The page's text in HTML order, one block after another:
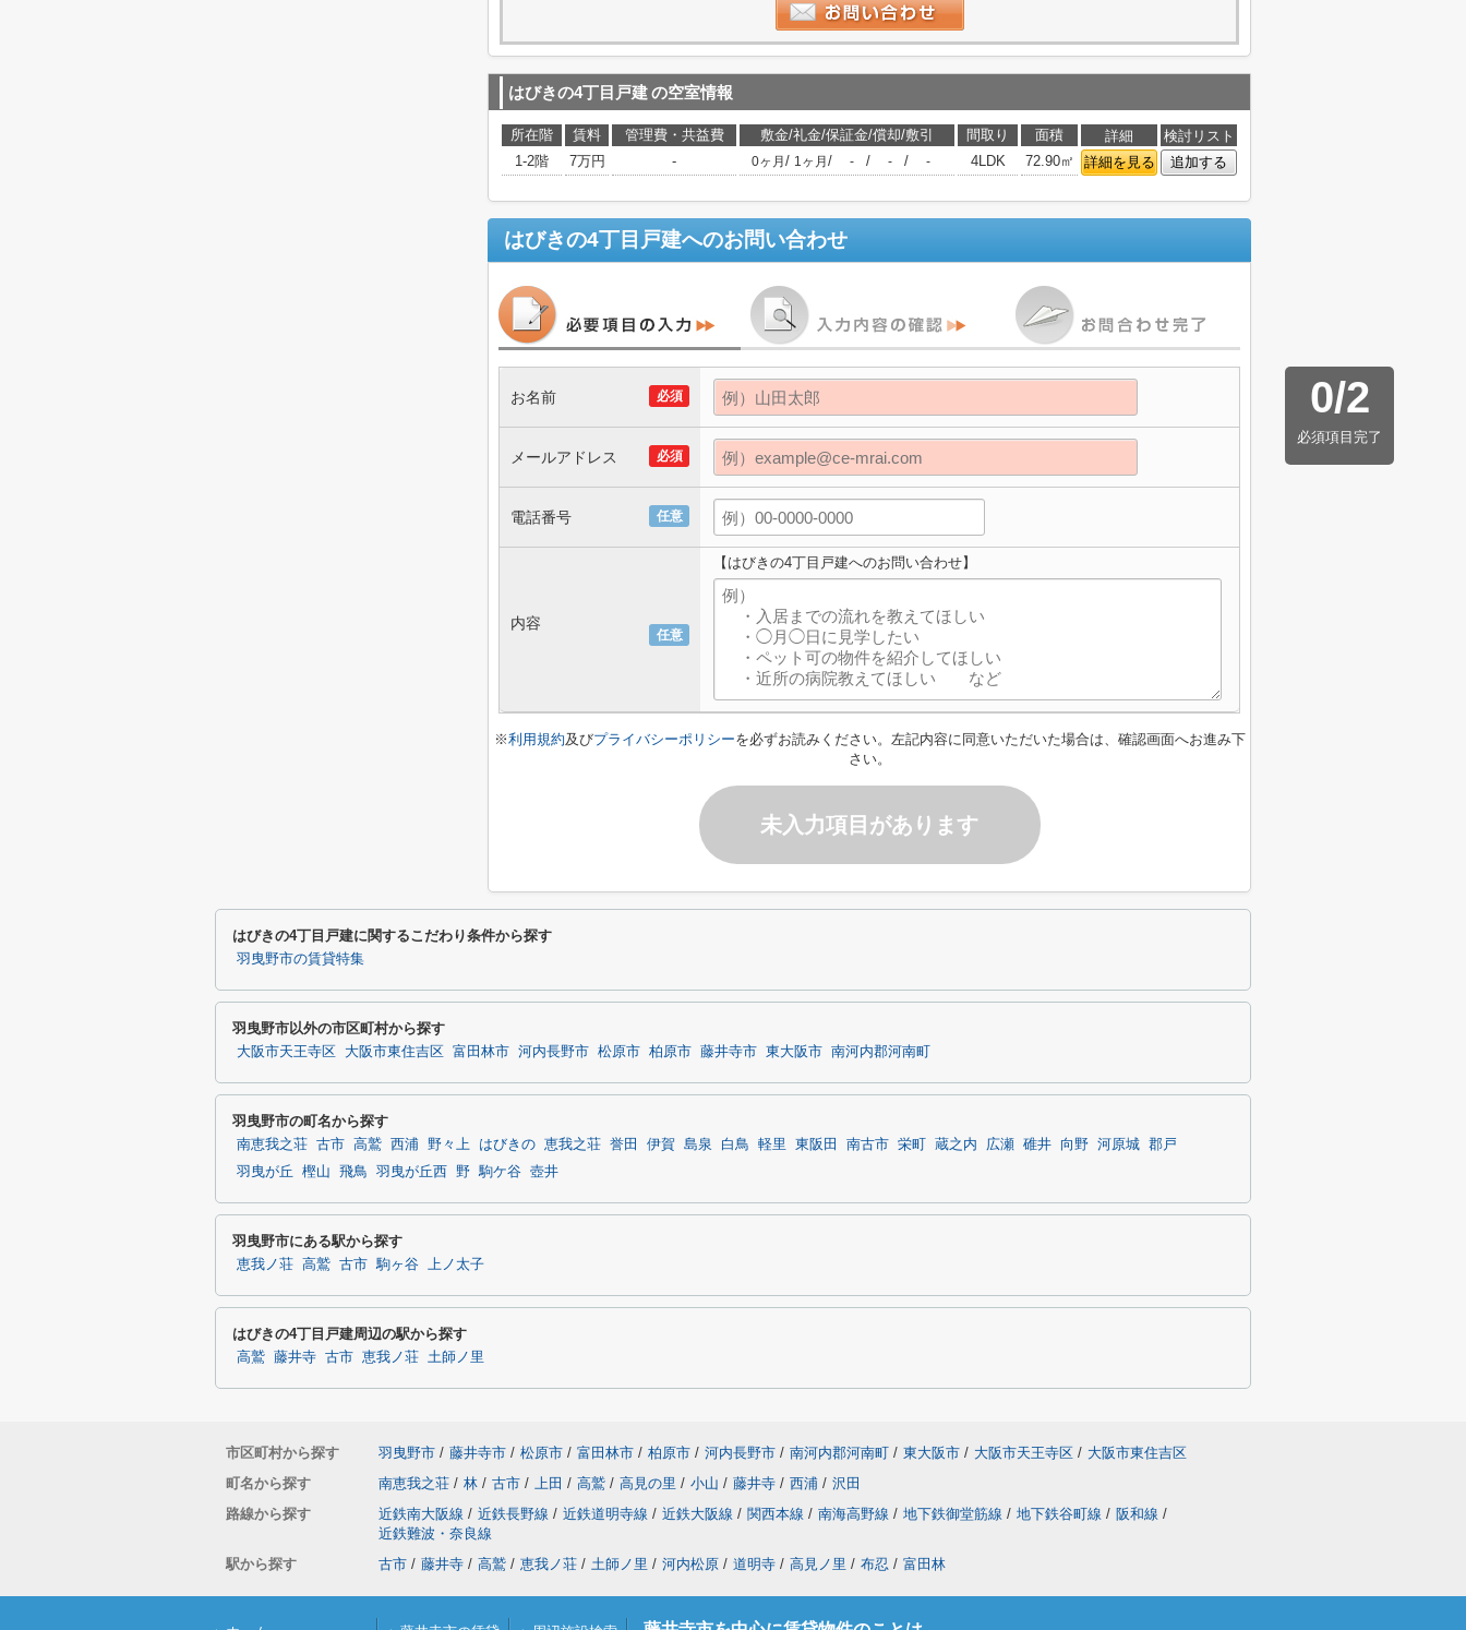
はびきの4丁目戸建の空室情報
所在階 賃料 管理費・共益費 敷金/礼金/保証金/償却/敷引 間取り 面積 詳細
検討リスト
1-2階
7万円 - 0ヶ月 / 1ヶ月 / - / - / - 4LDK 72.90㎡ 詳細を見る 追加する
はびきの4丁目戸建へのお問い合わせ
0/2
必須項目完了
必須
お名前
必須
メールアドレス
任意
電話番号
任意
内容
【はびきの4丁目戸建へのお問い合わせ】
※利用規約及びプライバシーポリシーを必ずお読みください。左記内容に同意いただいた場合は、確認画面へお進み下
さい。
未入力項目があります
はびきの4丁目戸建に関するこだわり条件から探す
羽曳野市の賃貸特集
羽曳野市以外の市区町村から探す
大阪市天王寺区 大阪市東住吉区 富田林市 河内長野市 松原市 柏原市 藤井寺市 東大阪市 南河内郡河南町
羽曳野市の町名から探す
南恵我之荘 古市 高鷲 西浦 野々上 はびきの 恵我之荘 誉田 伊賀 島泉 白鳥 軽里 東阪田 南古市 栄町 蔵之内 広瀬 碓井 向野 河原城 郡戸
羽曳が丘
樫山 飛鳥 羽曳が丘西 野 駒ケ谷 壺井
羽曳野市にある駅から探す
恵我ノ荘 高鷲 古市 駒ヶ谷 上ノ太子
はびきの4丁目戸建周辺の駅から探す
高鷲 藤井寺 古市 恵我ノ荘 土師ノ里
市区町村から探す 羽曳野市 / 藤井寺市 / 松原市 / 富田林市 / 柏原市 / 河内長野市 / 南河内郡河南町 / 東大阪市 / 大阪市天王寺区 / 大阪市東住吉区
町名から探す
南恵我之荘 / 林 / 古市 / 上田 / 高鷲 / 高見の里 / 小山 / 藤井寺 / 西浦 / 沢田
路線から探す
近鉄南大阪線 / 近鉄長野線 / 近鉄道明寺線 / 近鉄大阪線 / 関西本線 / 南海高野線 / 地下鉄御堂筋線 / 地下鉄谷町線 / 阪和線 /
近鉄難波・奈良線
駅から探す
古市 / 藤井寺 / 高鷲 / 恵我ノ荘 / 土師ノ里 / 河内松原 / 道明寺 / 高見ノ里 / 布忍 / 富田林